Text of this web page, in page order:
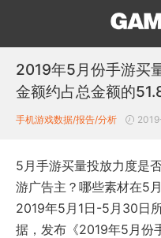
2019年5月份手游买
金额约占总金额的
手机游戏数据/报告/分析
5月手游买量投放力度是
游广告主？哪些素材在5
2019年5月1日-5月30日
据，发布《2019年5月份